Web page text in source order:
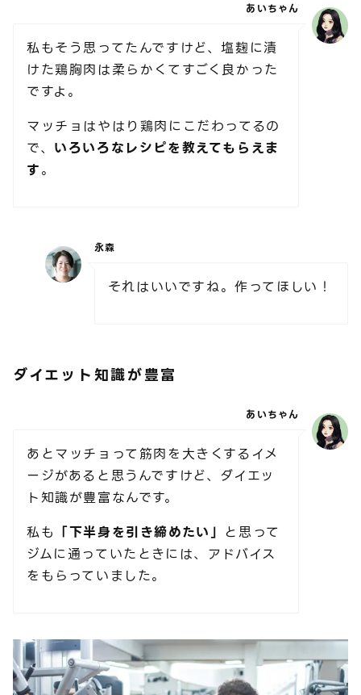
あいちゃん
私もそう思ってたんですけど、塩麹に漬
けた鶏胸肉は柔らかくてすごく良かった
ですよ。
マッチョはやはり鶏肉にこだわってるの
で、 いろいろなレシピを教えてもらえま
す。
永森
それはいいですね。作ってほしい！
ダイエット知識が豊富
あいちゃん
あとマッチョって筋肉を大きくするイメ
ージがあると思うんですけど、ダイエッ
ト知識が豊富なんです。
私も 「下半身を引き締めたい」 と思って
ジムに通っていたときには、アドバイス
をもらっていました。